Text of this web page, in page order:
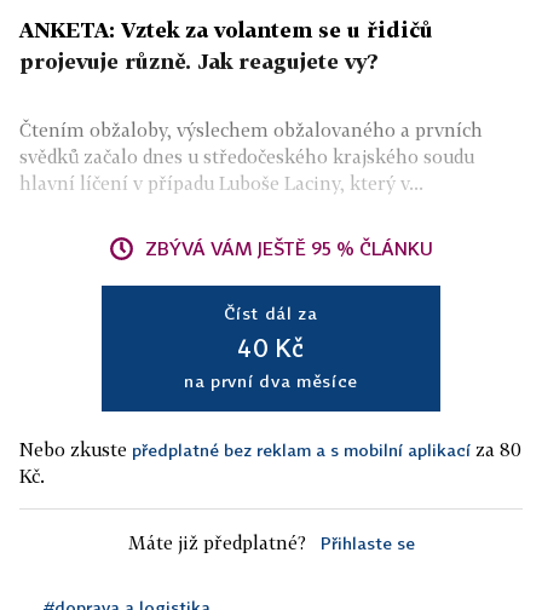
ANKETA: Vztek za volantem se u řidičů
projevuje různě. Jak reagujete vy?
Čtením obžaloby, výslechem obžalovaného a prvních
svědků začalo dnes u středočeského krajského soudu
hlavní líčení v případu Luboše Laciny, který v...
ZBÝVÁ VÁM JEŠTĚ 95 % ČLÁNKU
Číst dál za
40 Kč
na první dva měsíce
Nebo zkuste předplatné bez reklam a s mobilní aplikací za 80
Kč.
Máte již předplatné? Přihlaste se